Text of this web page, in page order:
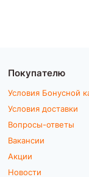
Покупателю
Условия Бонусной
Условия доставки
Вопросы-ответы
Вакансии
Акции
Новости